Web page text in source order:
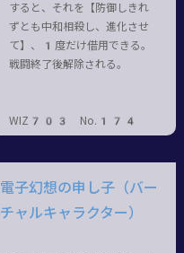
すると、それを【防御しきれ
ずとも中和相殺し、進化させ
て】、1度だけ借用できる。
戦闘終了後解除される。
WIZ703 No.174
電子幻想の申し子（バー
チャルキャラクター）